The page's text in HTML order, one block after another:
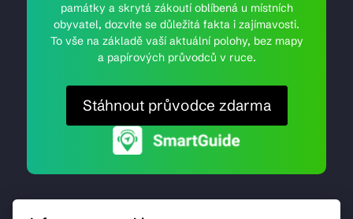
památky a skrytá zákoutí oblíbená u místních
obyvatel, dozvíte se důležitá fakta i zajímavosti.
To vše na základě vaší aktuální polohy, bez mapy
a papírových průvodců v ruce.
Stáhnout průvodce zdarma